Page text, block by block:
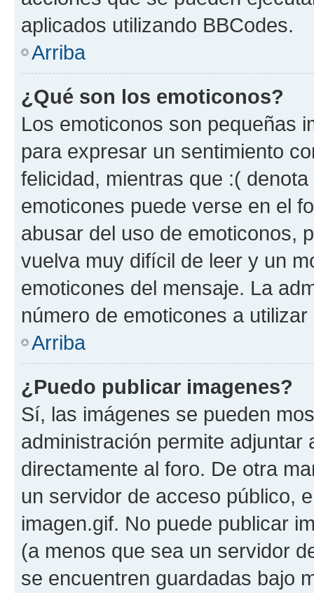
aplicados utilizando BBCodes.
Arriba
¿Qué son los emoticonos?
Los emoticonos son pequeñas
para expresar un sentimiento
felicidad, mientras que :(
emoticones puede verse en el
abusar del uso de emoticonos,
vuelva muy difícil de leer y un
emoticones del mensaje. La
número de emoticones a
Arriba
¿Puedo publicar imagenes?
Sí, las imágenes se pueden
administración permite
directamente al foro. De otra
un servidor de acceso público,
imagen.gif. No puede publicar
(a menos que sea un servidor
se encuentren guardadas bajo